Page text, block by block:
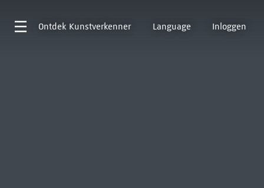
Ontdek Kunstverkenner Language Inloggen